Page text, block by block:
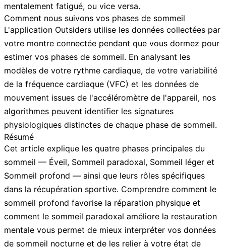
mentalement fatigué, ou vice versa.
Comment nous suivons vos phases de sommeil
L'application Outsiders utilise les données collectées par
votre montre connectée pendant que vous dormez pour
estimer vos phases de sommeil. En analysant les
modèles de votre rythme cardiaque, de votre variabilité
de la fréquence cardiaque (VFC) et les données de
mouvement issues de l'accéléromètre de l'appareil, nos
algorithmes peuvent identifier les signatures
physiologiques distinctes de chaque phase de sommeil.
Résumé
Cet article explique les quatre phases principales du
sommeil — Éveil, Sommeil paradoxal, Sommeil léger et
Sommeil profond — ainsi que leurs rôles spécifiques
dans la récupération sportive. Comprendre comment le
sommeil profond favorise la réparation physique et
comment le sommeil paradoxal améliore la restauration
mentale vous permet de mieux interpréter vos données
de sommeil nocturne et de les relier à votre état de